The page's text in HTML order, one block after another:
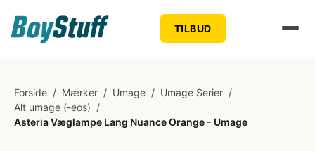
TILBUD
Forside / Mærker / Umage / Umage Serier /
Alt umage (-eos) /
Asteria Væglampe Lang Nuance Orange - Umage